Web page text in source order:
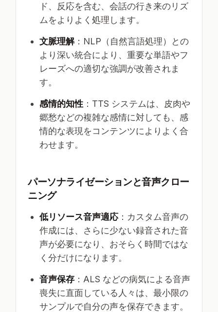
ド、反応を含む、会話の行き来のリズ
ムをよりよく処理します。
文脈理解：NLP（自然言語処理）との
より深い統合により、重要な単語やフ
レーズへの適切な強調が改善されま
す。
感情的知性 ：TTS システムは、皮肉や
郷愁などの複雑な感情に対しても、感
情的な表現をコンテンツによりよく合
わせます。
パーソナライゼーションと音声クロー
ニング
低リソース音声適応：カスタム音声の
作成には、さらに少ない録音された音
声が必要になり、おそらく時間ではな
く分だけになります。
音声保存 ：ALS などの病気による音声
喪失に直面している人々は、最小限の
サンプルで自分の声を保存できます。